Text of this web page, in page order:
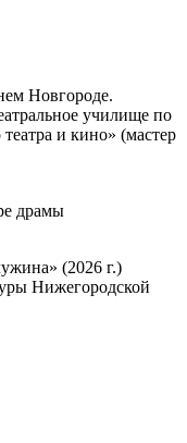
Новгороде.
училище по
и кино» (мастер
драмы
(2026 г.)
Нижегородской